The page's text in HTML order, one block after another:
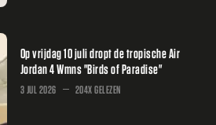
Op vrijdag 10 juli dropt de tropische Air
Jordan 4 Wmns "Birds of Paradise"
3 JUL 2026 204X GELEZEN